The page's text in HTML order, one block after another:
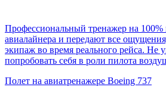
Профессиональный тренажер на 100%
авиалайнера и передают все
экипаж во время реального рейса. Не
попробовать себя в роли пилота
Полет на авиатренажере Boeing 737